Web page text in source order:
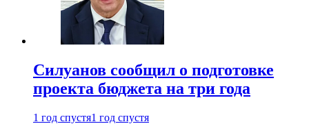
Силуанов сообщил о подготовке
проекта бюджета на три года
1 год спустя1 год спустя